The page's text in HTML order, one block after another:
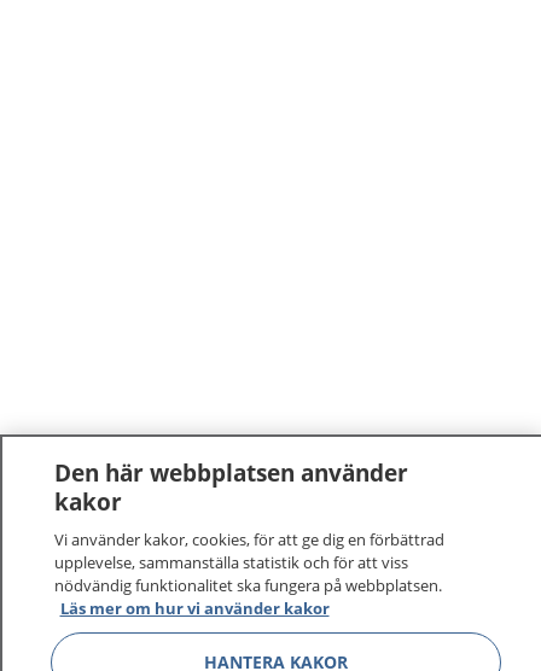
Den här webbplatsen använder
kakor
Vi använder kakor, cookies, för att ge dig en förbättrad
upplevelse, sammanställa statistik och för att viss
nödvändig funktionalitet ska fungera på webbplatsen.
Läs mer om hur vi använder kakor
HANTERA KAKOR